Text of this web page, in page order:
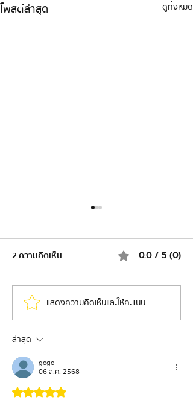
โพสต์ล่าสุด ดูทั้งหมด
คนที่ประสบความสำเร็จมัก
ไม่ใช่คนที่เก่งที่สุดตั้งแต่แรก
— แต่คือคนที่ล้มเหลวบ่อย
ที่สุดแล้วยังไปต่อ
2 ความคิดเห็น 0.0 / 5 (0)
แสดงความคิดเห็นและให้คะแนน...
ล่าสุด
gogo
06 ส.ค. 2568
ได้รับ 5 เต็ม 5 ดาว